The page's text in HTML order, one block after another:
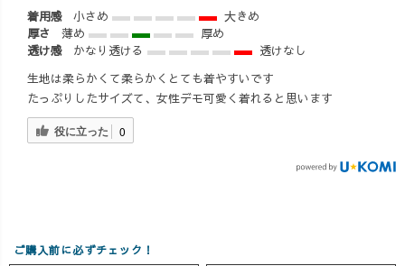
着用感
小さめ
大きめ
厚さ
薄め
厚め
透け感
かなり透ける
透けなし
生地は柔らかくて柔らかくとても着やすいです
たっぷりしたサイズて、女性デモ可愛く着れると思います
役に立った
0
ご購入前に必ずチェック！